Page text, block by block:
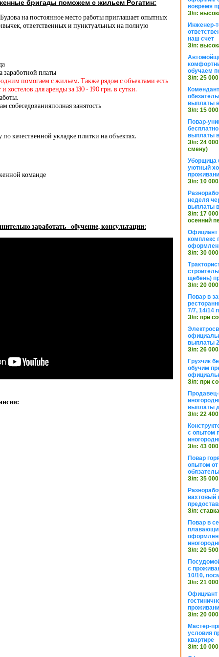
бригады поможем с жильем Рогатин:
на постоянное место работы приглашает опытных
ответственных и пунктуальных на полную
заработной платы
помогаем с жильем. Также рядом с объектами есть
хостелов для аренды за 130 - 190 грн. в сутки.
собеседованияполная занятость
качественной укладке плитки на объектах.
команде
заработать - обучение, консультации:
вовремя
З/п:
Инженер-
наш счет
З/п:
обучаем
З/п: 25
выплаты
З/п: 15
Повар-
выплаты
З/п: 24 000
смену)
Уборщица
уютный
З/п: 10
неделя
выплаты
З/п: 17
осенний
Официант
комплекс
З/п: 30 000
щебень)
З/п: 20
Повар в
7/7, 14/14
З/п: при
выплаты
З/п: 26
Грузчик
обучим
З/п: при
выплаты
З/п: 22
с опытом
З/п: 43
Повар
опытом от
З/п: 35
вахтовый
З/п:
Повар в
З/п: 20
с
10/10,
З/п: 21
Официант
З/п: 20
Мастер-
условия
квартире
З/п: 10